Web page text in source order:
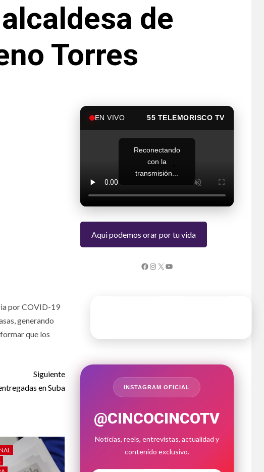
de
Torres
por COVID-19
generando
que los
Siguiente
en Suba
EN VIVO 55 TELEMORISCO TV
Reconectando
con la
transmisión...
Aqui podemos orar por tu vida
INSTAGRAM OFICIAL
@CINCOCINCOTV
Noticias, reels, entrevistas, actualidad y
contenido exclusivo.